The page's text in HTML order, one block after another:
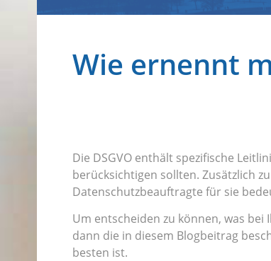
Wie ernennt
Die DSGVO enthält spezifische
berücksichtigen sollten. Zusätzlich
Datenschutzbeauftragte für sie
Um entscheiden zu können, was
dann die in diesem Blogbeitrag
besten ist.